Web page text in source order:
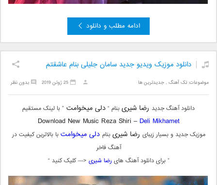
ادامه مطلب و دانلود
دانلود موزیک ویدیو جدید سامان جلیلی بنام عاشقتم
موضوعات:تک آهنگ ,جدیدترین ها بدون نظر 25 ژوئن 2019
دانلود آهنگ جدید رضا شیریبنام “دلی میخوامت ” با لینک مستقیم
Download New Music Reza Shiri – Deli Mikhamet
موزیک جدید و بسیار زیبای رضا شیریبنام دلی میخوامتبا بالاترین کیفیت در
آهنگ فاخر
” برای دانلود آهنگ هایرضا شیری <— کلیک کنید “